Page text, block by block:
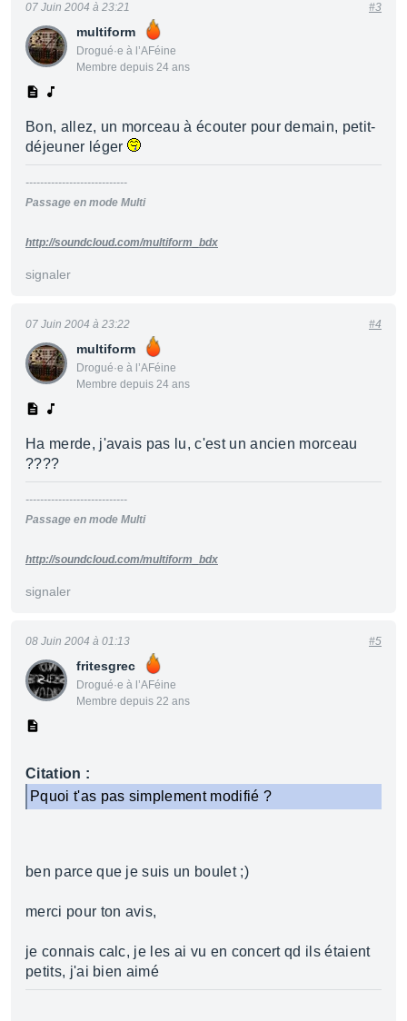
multiform
Drogué·e à l’AFéine
Membre depuis 24 ans
07 Juin 2004 à 23:21 #3
Bon, allez, un morceau à écouter pour demain, petit-
déjeuner léger
----------------------------
Passage en mode Multi
http://soundcloud.com/multiform_bdx
signaler
multiform
Drogué·e à l’AFéine
Membre depuis 24 ans
07 Juin 2004 à 23:22 #4
Ha merde, j'avais pas lu, c'est un ancien morceau
????
----------------------------
Passage en mode Multi
http://soundcloud.com/multiform_bdx
signaler
fritesgrec
Drogué·e à l’AFéine
Membre depuis 22 ans
08 Juin 2004 à 01:13 #5
Citation :
Pquoi t'as pas simplement modifié ?
ben parce que je suis un boulet ;)
merci pour ton avis,
je connais calc, je les ai vu en concert qd ils étaient
petits, j'ai bien aimé